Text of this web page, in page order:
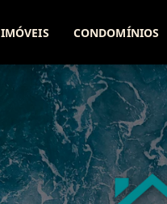
IMÓVEIS CONDOMÍNIOS